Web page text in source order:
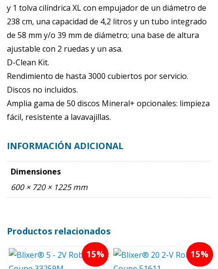
y 1 tolva cilíndrica XL con empujador de un diámetro de
238 cm, una capacidad de 4,2 litros y un tubo integrado
de 58 mm y/o 39 mm de diámetro; una base de altura
ajustable con 2 ruedas y un asa.
D-Clean Kit.
Rendimiento de hasta 3000 cubiertos por servicio.
Discos no incluidos.
Amplia gama de 50 discos Mineral+ opcionales: limpieza
fácil, resistente a lavavajillas.
INFORMACIÓN ADICIONAL
Dimensiones
600 × 720 × 1225 mm
Productos relacionados
15 15